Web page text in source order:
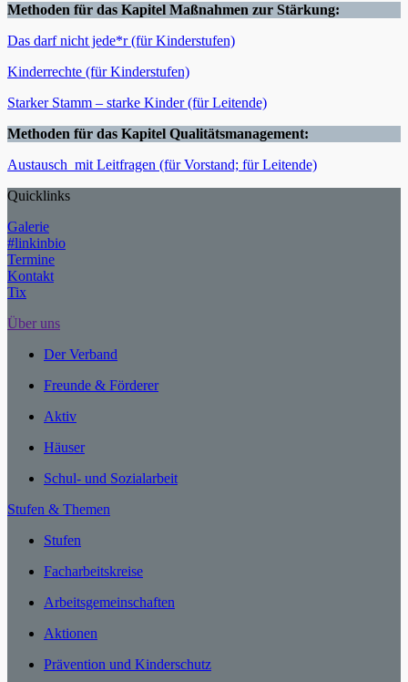
Methoden für das Kapitel Maßnahmen zur Stärkung:
Das darf nicht jede*r (für Kinderstufen)
Kinderrechte (für Kinderstufen)
Starker Stamm – starke Kinder (für Leitende)
Methoden für das Kapitel Qualitätsmanagement:
Austausch_mit Leitfragen (für Vorstand; für Leitende)
Quicklinks
Galerie
#linkinbio
Termine
Kontakt
Tix
Über uns
Der Verband
Freunde & Förderer
Aktiv
Häuser
Schul- und Sozialarbeit
Stufen & Themen
Stufen
Facharbeitskreise
Arbeitsgemeinschaften
Aktionen
Prävention und Kinderschutz